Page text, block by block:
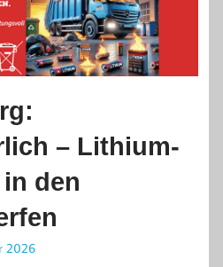
– Lithium-
den
2026